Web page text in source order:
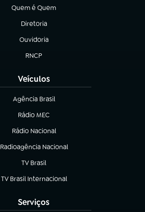
Quem é Quem
(abre em nova aba)
Diretoria
(abre em nova aba)
Ouvidoria
(abre em nova aba)
RNCP
(abre em nova aba)
Veículos
Agência Brasil
(abre em nova aba)
Rádio MEC
(abre em nova aba)
Rádio Nacional
Radioagência Nacional
(abre em nova aba)
TV Brasil
(abre em nova aba)
TV Brasil Internacional
(abre em nova aba)
Serviços